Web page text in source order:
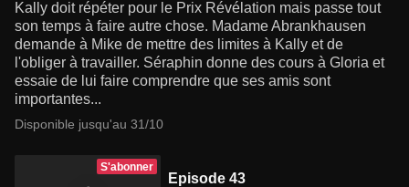
Kally doit répéter pour le Prix Révélation mais passe tout
son temps à faire autre chose. Madame Abrankhausen
demande à Mike de mettre des limites à Kally et de
l'obliger à travailler. Séraphin donne des cours à Gloria et
essaie de lui faire comprendre que ses amis sont
importantes...
Disponible jusqu'au 31/10
S'abonner
Episode 43